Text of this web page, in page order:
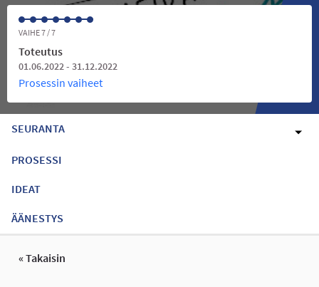
VAIHE 7 / 7
Toteutus
01.06.2022 - 31.12.2022
Prosessin vaiheet
SEURANTA
PROSESSI
IDEAT
ÄÄNESTYS
« Takaisin